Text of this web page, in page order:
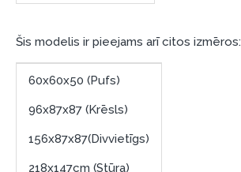
Šis modelis ir pieejams arī citos izmēros:
60x60x50 (Pufs)
96x87x87 (Krēsls)
156x87x87(Divvietīgs)
218x147cm (Stūra)